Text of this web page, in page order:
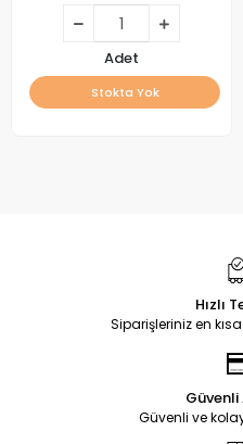
Adet
Stokta Yok
Hızlı
Siparişleriniz en
Güvenli
Güvenli ve